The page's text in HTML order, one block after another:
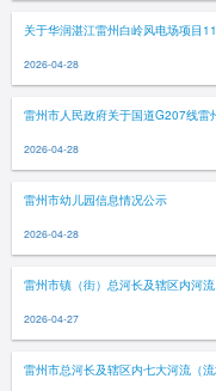
关于华润湛江雷州白岭风电场项目
2026-04-28
雷州市人民政府关于国道G207线雷
2026-04-28
雷州市幼儿园信息情况公示
2026-04-28
雷州市镇（街）总河长及辖区内河
2026-04-27
雷州市总河长及辖区内七大河流（